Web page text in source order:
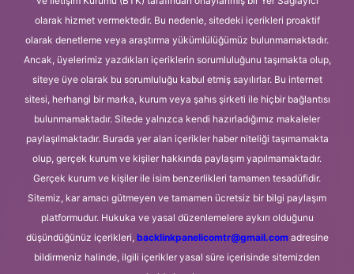
olarak hizmet vermektedir. Bu nedenle, sitedeki içerikleri proaktif
olarak denetleme veya araştırma yükümlülüğümüz bulunmamaktadır.
Ancak, üyelerimiz yazdıkları içeriklerin sorumluluğunu taşımakta olup,
siteye üye olarak bu sorumluluğu kabul etmiş sayılırlar. Bu internet
sitesi, herhangi bir marka, kurum veya şahıs şirketi ile hiçbir bağlantısı
bulunmamaktadır. Sitede yalnızca kendi hazırladığımız makaleler
paylaşılmaktadır. Burada yer alan içerikler haber niteliği taşımamakta
olup, gerçek kurum ve kişiler hakkında paylaşım yapılmamaktadır.
Gerçek kurum ve kişiler ile isim benzerlikleri tamamen tesadüfidir.
Sitemiz, kar amacı gütmeyen ve tamamen ücretsiz bir bilgi paylaşım
platformudur. Hukuka ve yasal düzenlemelere aykırı olduğunu
düşündüğünüz içerikleri, backlinkpanelicomtr@gmail.comadresine
bildirmeniz halinde, ilgili içerikler yasal süre içerisinde sitemizden